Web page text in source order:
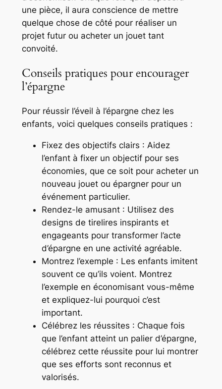
une pièce, il aura conscience de mettre
quelque chose de côté pour réaliser un
projet futur ou acheter un jouet tant
convoité.
Conseils pratiques pour encourager
l’épargne
Pour réussir l’éveil à l’épargne chez les
enfants, voici quelques conseils pratiques :
Fixez des objectifs clairs : Aidez
l’enfant à fixer un objectif pour ses
économies, que ce soit pour acheter un
nouveau jouet ou épargner pour un
événement particulier.
Rendez-le amusant : Utilisez des
designs de tirelires inspirants et
engageants pour transformer l’acte
d’épargne en une activité agréable.
Montrez l’exemple : Les enfants imitent
souvent ce qu’ils voient. Montrez
l’exemple en économisant vous-même
et expliquez-lui pourquoi c’est
important.
Célébrez les réussites : Chaque fois
que l’enfant atteint un palier d’épargne,
célébrez cette réussite pour lui montrer
que ses efforts sont reconnus et
valorisés.